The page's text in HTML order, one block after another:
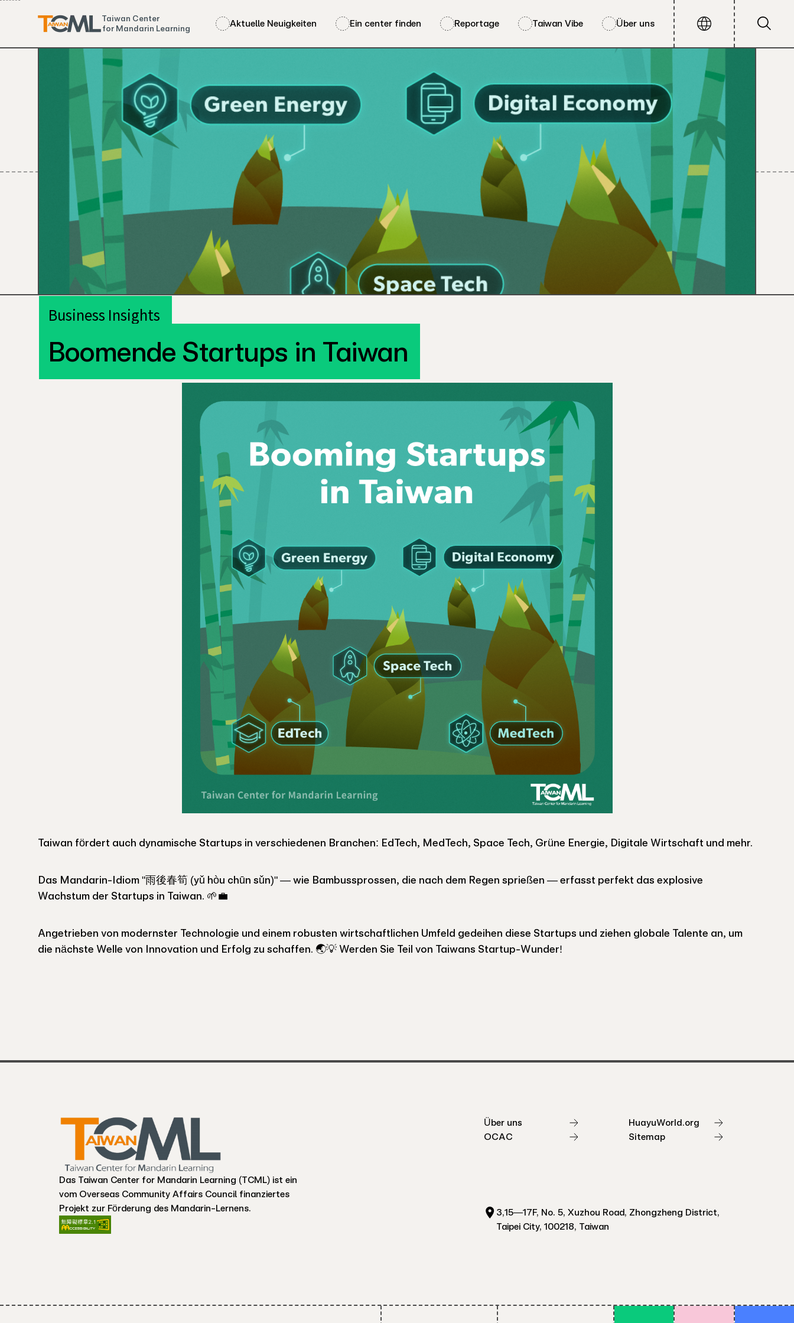
Taiwan Center
for Mandarin Learning
Aktuelle Neuigkeiten Ein center finden Reportage Taiwan Vibe Über uns
Business Insights
Boomende Startups in Taiwan
Taiwan fördert auch dynamische Startups in verschiedenen Branchen: EdTech, MedTech, Space Tech, Grüne Energie, Digitale Wirtschaft und mehr.
Das Mandarin-Idiom "雨後春筍 (yǔ hòu chūn sǔn)" — wie Bambussprossen, die nach dem Regen sprießen — erfasst perfekt das explosive
Wachstum der Startups in Taiwan. 🌱💼
Angetrieben von modernster Technologie und einem robusten wirtschaftlichen Umfeld gedeihen diese Startups und ziehen globale Talente an, um
die nächste Welle von Innovation und Erfolg zu schaffen. 🌏💡 Werden Sie Teil von Taiwans Startup-Wunder!
Das Taiwan Center for Mandarin Learning (TCML) ist ein
vom Overseas Community Affairs Council finanziertes
Projekt zur Förderung des Mandarin-Lernens.
Über uns
HuayuWorld.org
OCAC
Sitemap
3,15—17F, No. 5, Xuzhou Road, Zhongzheng District,
Taipei City, 100218, Taiwan